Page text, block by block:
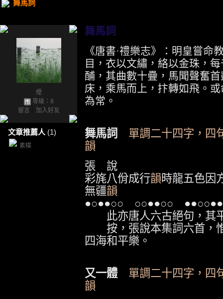
舞馬詞
煙
等級：8
留言
加入好友
文章推薦人 (1)
素樸
舞馬詞
《唐書·禮樂志》：明皇嘗命
目，衣以文繡，絡以金珠，
酺，其曲數十疊，馬聞聲奮
床，乘馬而上，抃轉如飛。
為常。
舞馬詞
單調二十四字，四
韻
張 說
彩旄八佾成行韻時龍五色因
無疆韻
●○●●○○
○○●●○○
●●○○●●
此亦唐人六古絕句，其
按，張說本集詞六首，
四海和平樂。
又一體
單調二十四字，四
韻